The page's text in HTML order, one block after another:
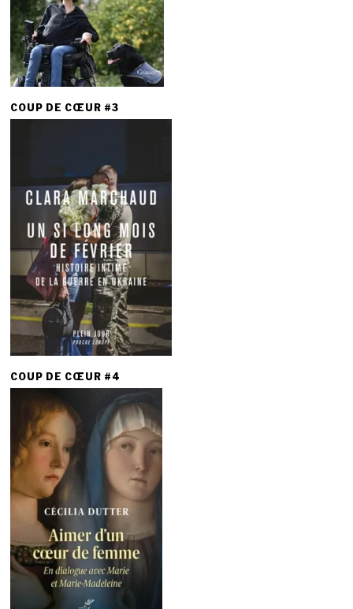
COUP DE CŒUR #3
COUP DE CŒUR #4